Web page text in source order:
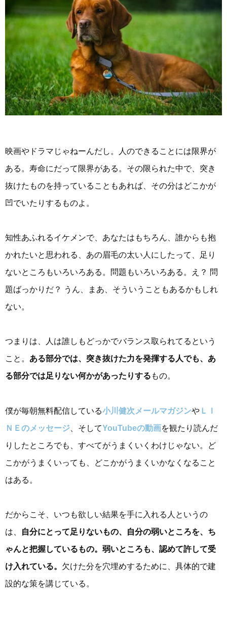
映画やドラマじゃねーんだし。人のできることには限界が
ある。寿命にだって限界がある。その限られた中で、突き
抜けたものを持っていることもあれば、その分はどこかが
凹でいたりするものよ。
知性あふれるイケメンで、あなたはもちろん、誰からも抱
かれたいと思われる、あの眉毛の太い人にしたって、足り
ないところもいろいろある。問題もいろいろある。え？ 問
題ばっかりだ？ うん、まあ、そういうこともあるかもしれ
ない。
つまりは、人は誰しもどっかでバランス取られてるという
こと。 ある部分では、突き抜けた力を発揮する人でも、あ
る部分では足りない何かがあったりする もの。
僕が毎朝無料配信している小川健次メールマガジンや ＬＩ
ＮＥのメッセージ 、そしてYouTubeの動画を観たり読んだ
りしたところでも、すべてがうまくいくわけじゃない。ど
こかがうまくいっても、どこかがうまくいかなくなること
はある。
だからこそ、いつも欲しい結果を手に入れる人というの
は、
自分にとって足りないもの、自分の弱いところを、ち
ゃんと把握しているもの。弱いところも、認めて許して受
け入れている。 欠けた分を穴埋めするために、具体的で建
設的な策を講じている。